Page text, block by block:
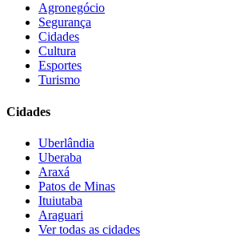
Agronegócio
Segurança
Cidades
Cultura
Esportes
Turismo
Cidades
Uberlândia
Uberaba
Araxá
Patos de Minas
Ituiutaba
Araguari
Ver todas as cidades